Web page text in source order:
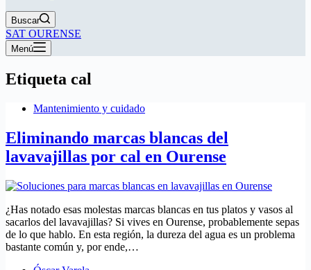
Buscar
SAT OURENSE
Menú
Etiqueta cal
Mantenimiento y cuidado
Eliminando marcas blancas del
lavavajillas por cal en Ourense
¿Has notado esas molestas marcas blancas en tus platos y vasos al
sacarlos del lavavajillas? Si vives en Ourense, probablemente sepas
de lo que hablo. En esta región, la dureza del agua es un problema
bastante común y, por ende,…